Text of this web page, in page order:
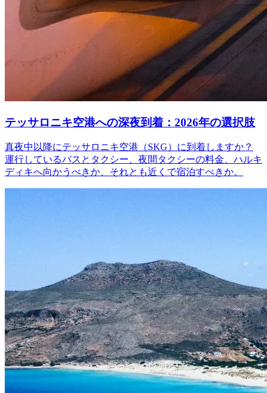
テッサロニキ空港への深夜到着：2026年の選択肢
真夜中以降にテッサロニキ空港（SKG）に到着しますか？
運行しているバスとタクシー、夜間タクシーの料金、ハルキ
ディキへ向かうべきか、それとも近くで宿泊すべきか。